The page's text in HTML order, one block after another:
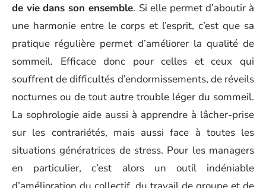
de vie dans son ensemble. Si elle permet d’aboutir à
une harmonie entre le corps et l’esprit, c’est que sa
pratique régulière permet d’améliorer la qualité de
sommeil. Efficace donc pour celles et ceux qui
souffrent de difficultés d’endormissements, de réveils
nocturnes ou de tout autre trouble léger du sommeil.
La sophrologie aide aussi à apprendre à lâcher-prise
sur les contrariétés, mais aussi face à toutes les
situations génératrices de stress. Pour les managers
en particulier, c’est alors un outil indéniable